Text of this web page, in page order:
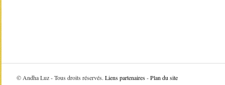
© Andha Luz - Tous droits réservés. Liens partenaires-Plan du site